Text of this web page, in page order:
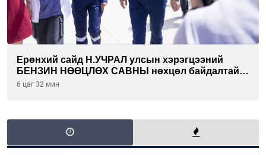
Ерөнхий сайд Н.УЧРАЛ улсын хэрэгцээний
БЕНЗИН НӨӨЦЛӨХ САВНЫ нөхцөл байдалтай
танилцлаа
6 цаг 32 мин